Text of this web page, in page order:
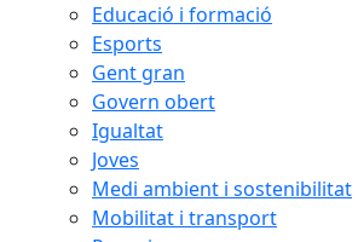
Educació i formació
Esports
Gent gran
Govern obert
Igualtat
Joves
Medi ambient i sostenibilitat
Mobilitat i transport